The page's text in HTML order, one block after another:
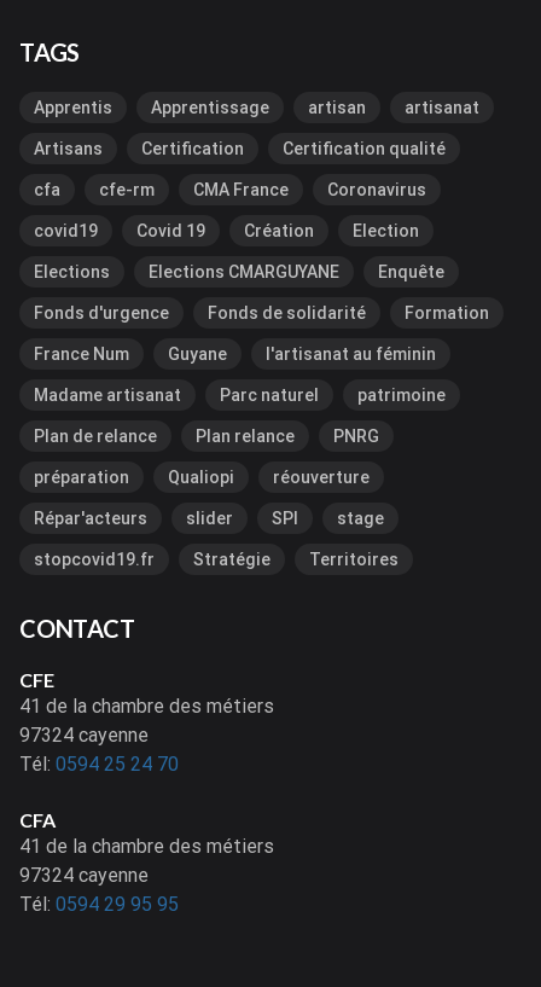
CONTACT
CFE
41 de la chambre des métiers
97324 cayenne
Tél: 0594 25 24 70
CFA
41 de la chambre des métiers
97324 cayenne
Tél: 0594 29 95 95
TAGS
Apprentis Apprentissage artisan artisanat
Artisans Certification Certification qualité
cfa cfe-rm CMA France Coronavirus
covid19 Covid 19 Création Election
Elections Elections CMARGUYANE Enquête
Fonds d'urgence Fonds de solidarité Formation
France Num Guyane l'artisanat au féminin
Madame artisanat Parc naturel patrimoine
Plan de relance Plan relance PNRG
préparation Qualiopi réouverture
Répar'acteurs slider SPI stage
stopcovid19.fr Stratégie Territoires